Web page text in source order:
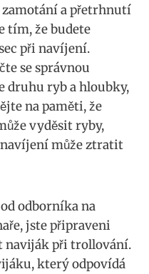
a přetrhnutí
tím, ⁤že budete
při ⁢navíjení.
​se správnou
druhu ryb a hloubky,
na paměti, že
vyděsit ryby,
může ztratit
odborníka na
jste připraveni
naviják při trollování.
který odpovídá